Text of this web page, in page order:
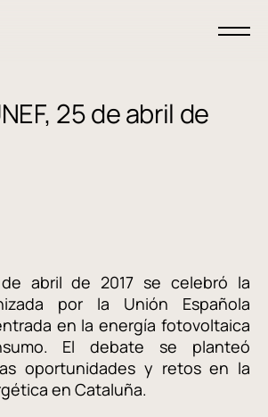
25 de abril de
abril de 2017 se celebró la
por la Unión Española
en la energía fotovoltaica
El debate se planteó
oportunidades y retos en la
en Cataluña.